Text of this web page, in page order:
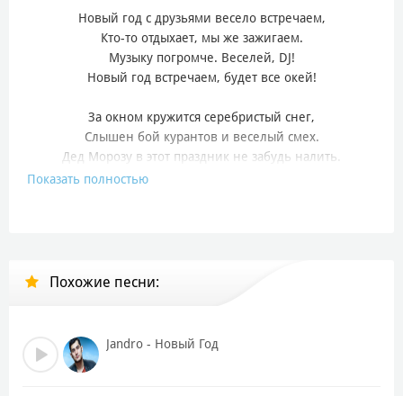
Новый год с друзьями весело встречаем,
Кто-то отдыхает, мы же зажигаем.
Музыку погромче. Веселей, DJ!
Новый год встречаем, будет все окей!
За окном кружится серебристый снег,
Слышен бой курантов и веселый смех.
Дед Морозу в этот праздник не забудь налить.
Будем веселиться, незачем грустить!
В этот славный праздник мы не заскучаем,
Будем вокруг елки хоровод водить.
Президент нам снова что-то обещает,
Показать полностью
Похожие песни:
Jandro - Новый Год